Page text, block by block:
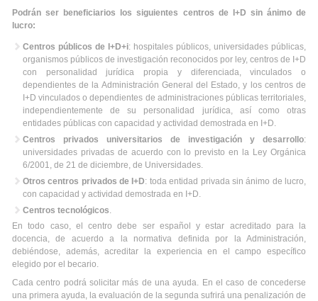
Podrán ser beneficiarios los siguientes centros de I+D sin ánimo de
lucro:
Centros públicos de I+D+i: hospitales públicos, universidades públicas,
organismos públicos de investigación reconocidos por ley, centros de I+D
con personalidad jurídica propia y diferenciada, vinculados o
dependientes de la Administración General del Estado, y los centros de
I+D vinculados o dependientes de administraciones públicas territoriales,
independientemente de su personalidad jurídica, así como otras
entidades públicas con capacidad y actividad demostrada en I+D.
Centros privados universitarios de investigación y desarrollo:
universidades privadas de acuerdo con lo previsto en la Ley Orgánica
6/2001, de 21 de diciembre, de Universidades.
Otros centros privados de I+D: toda entidad privada sin ánimo de lucro,
con capacidad y actividad demostrada en I+D.
Centros tecnológicos.
En todo caso, el centro debe ser español y estar acreditado para la
docencia, de acuerdo a la normativa definida por la Administración,
debiéndose, además, acreditar la experiencia en el campo específico
elegido por el becario.
Cada centro podrá solicitar más de una ayuda. En el caso de concederse
una primera ayuda, la evaluación de la segunda sufrirá una penalización de